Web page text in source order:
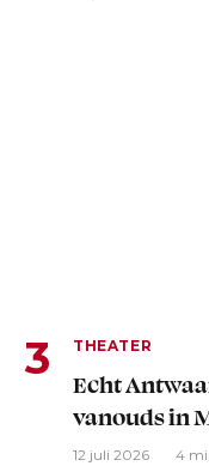
THEATER
Echt
vanouds in
12 juli 2026 4